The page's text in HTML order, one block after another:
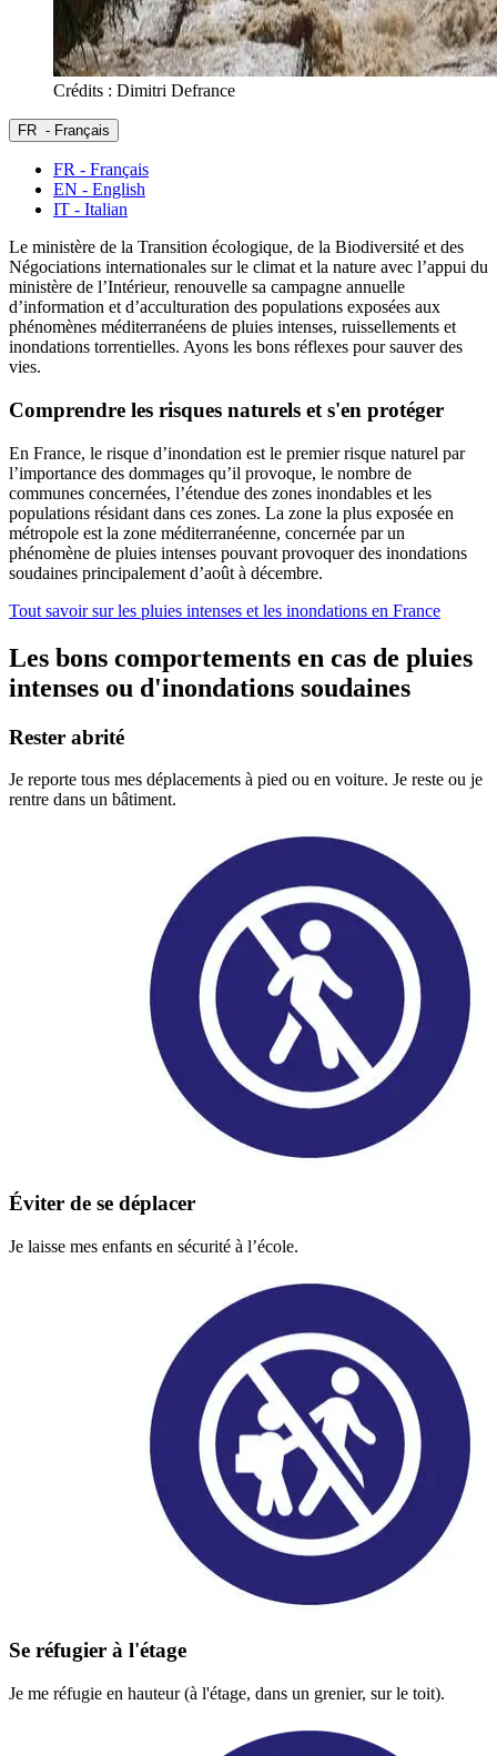
Crédits : Dimitri Defrance
FR - Français
FR - Français
EN - English
IT - Italian
Le ministère de la Transition écologique, de la Biodiversité et des
Négociations internationales sur le climat et la nature avec l’appui du
ministère de l’Intérieur, renouvelle sa campagne annuelle
d’information et d’acculturation des populations exposées aux
phénomènes méditerranéens de pluies intenses, ruissellements et
inondations torrentielles. Ayons les bons réflexes pour sauver des
vies.
Comprendre les risques naturels et s'en protéger
En France, le risque d’inondation est le premier risque naturel par
l’importance des dommages qu’il provoque, le nombre de
communes concernées, l’étendue des zones inondables et les
populations résidant dans ces zones. La zone la plus exposée en
métropole est la zone méditerranéenne, concernée par un
phénomène de pluies intenses pouvant provoquer des inondations
soudaines principalement d’août à décembre.
Tout savoir sur les pluies intenses et les inondations en France
Les bons comportements en cas de pluies
intenses ou d'inondations soudaines
Rester abrité
Je reporte tous mes déplacements à pied ou en voiture. Je reste ou je
rentre dans un bâtiment.
Éviter de se déplacer
Je laisse mes enfants en sécurité à l’école.
Se réfugier à l'étage
Je me réfugie en hauteur (à l'étage, dans un grenier, sur le toit).